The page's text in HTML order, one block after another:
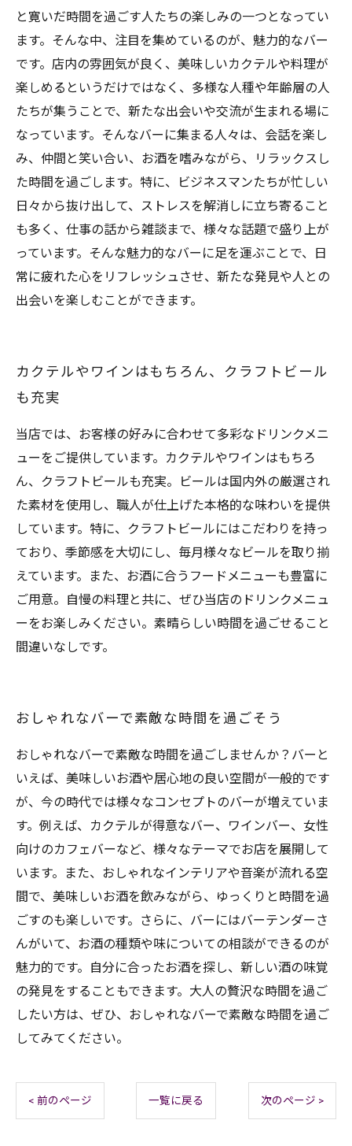
と寛いだ時間を過ごす人たちの楽しみの一つとなってい
ます。そんな中、注目を集めているのが、魅力的なバー
です。店内の雰囲気が良く、美味しいカクテルや料理が
楽しめるというだけではなく、多様な人種や年齢層の人
たちが集うことで、新たな出会いや交流が生まれる場に
なっています。そんなバーに集まる人々は、会話を楽し
み、仲間と笑い合い、お酒を嗜みながら、リラックスし
た時間を過ごします。特に、ビジネスマンたちが忙しい
日々から抜け出して、ストレスを解消しに立ち寄ること
も多く、仕事の話から雑談まで、様々な話題で盛り上が
っています。そんな魅力的なバーに足を運ぶことで、日
常に疲れた心をリフレッシュさせ、新たな発見や人との
出会いを楽しむことができます。
カクテルやワインはもちろん、クラフトビール
も充実
当店では、お客様の好みに合わせて多彩なドリンクメニ
ューをご提供しています。カクテルやワインはもちろ
ん、クラフトビールも充実。ビールは国内外の厳選され
た素材を使用し、職人が仕上げた本格的な味わいを提供
しています。特に、クラフトビールにはこだわりを持っ
ており、季節感を大切にし、毎月様々なビールを取り揃
えています。また、お酒に合うフードメニューも豊富に
ご用意。自慢の料理と共に、ぜひ当店のドリンクメニュ
ーをお楽しみください。素晴らしい時間を過ごせること
間違いなしです。
おしゃれなバーで素敵な時間を過ごそう
おしゃれなバーで素敵な時間を過ごしませんか？バーと
いえば、美味しいお酒や居心地の良い空間が一般的です
が、今の時代では様々なコンセプトのバーが増えていま
す。例えば、カクテルが得意なバー、ワインバー、女性
向けのカフェバーなど、様々なテーマでお店を展開して
います。また、おしゃれなインテリアや音楽が流れる空
間で、美味しいお酒を飲みながら、ゆっくりと時間を過
ごすのも楽しいです。さらに、バーにはバーテンダーさ
んがいて、お酒の種類や味についての相談ができるのが
魅力的です。自分に合ったお酒を探し、新しい酒の味覚
の発見をすることもできます。大人の贅沢な時間を過ご
したい方は、ぜひ、おしゃれなバーで素敵な時間を過ご
してみてください。
< 前のページ 一覧に戻る 次のページ >